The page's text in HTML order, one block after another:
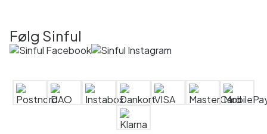
Følg Sinful